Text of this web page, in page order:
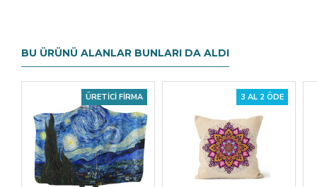
BU ÜRÜNÜ ALANLAR BUNLARI DA ALDI
ÜRETICI FIRMA 3 AL 2 ÖDE